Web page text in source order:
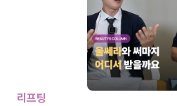
리프팅